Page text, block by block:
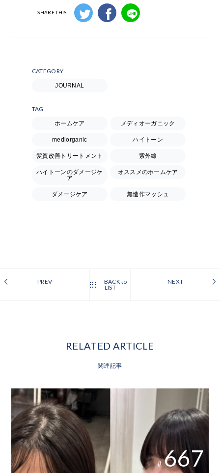
SHARE THIS
CATEGORY
JOURNAL
TAG
ホームケア メディオーガニック
mediorganic ハイトーン
髪質改善トリートメント 紫外線
ハイトーンのダメージケ
ア
オススメのホームケア
ダメージケア 無造作マッシュ
PREV
BACK to
LIST
NEXT
RELATED ARTICLE
関連記事
# 667